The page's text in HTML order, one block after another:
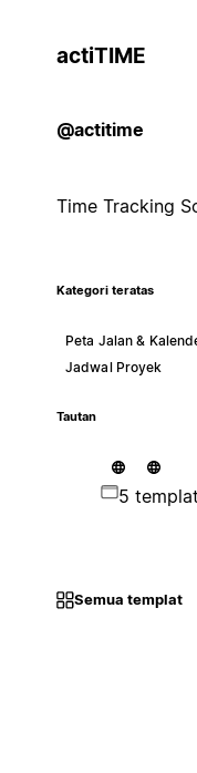
actiTIME
@actitime
Time Tracking
Kategori teratas
Peta Jalan &
Jadwal Proyek
Tautan
5 templat
Semua templat